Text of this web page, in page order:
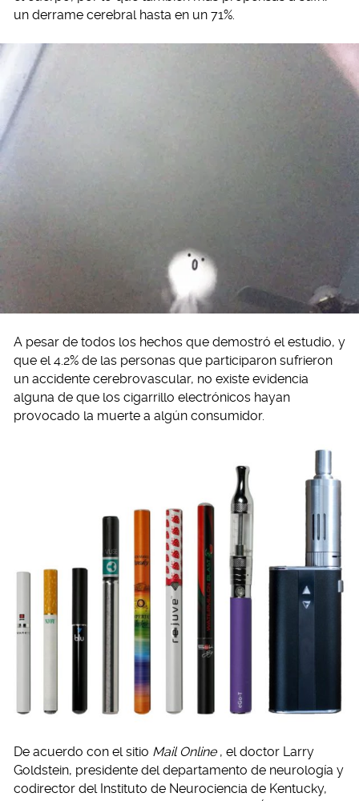
un derrame cerebral hasta en un 71%.
A pesar de todos los hechos que demostró el estudio, y
que el 4.2% de las personas que participaron sufrieron
un accidente cerebrovascular, no existe evidencia
alguna de que los cigarrillo electrónicos hayan
provocado la muerte a algún consumidor.
De acuerdo con el sitio Mail Online , el doctor Larry
Goldstein, presidente del departamento de neurología y
codirector del Instituto de Neurociencia de Kentucky,